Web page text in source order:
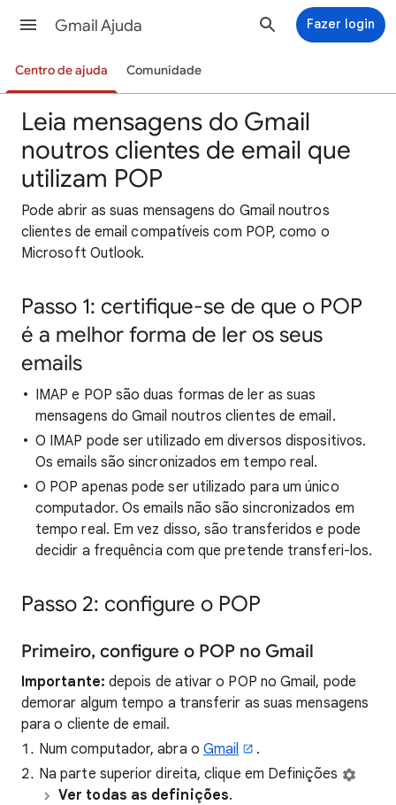
Gmail Ajuda Fazer login
Centro de ajuda Comunidade
Leia mensagens do Gmail
noutros clientes de email que
utilizam POP
Pode abrir as suas mensagens do Gmail noutros
clientes de email compatíveis com POP, como o
Microsoft Outlook.
Passo 1: certifique-se de que o POP
é a melhor forma de ler os seus
emails
IMAP e POP são duas formas de ler as suas
mensagens do Gmail noutros clientes de email.
O IMAP pode ser utilizado em diversos dispositivos.
Os emails são sincronizados em tempo real.
O POP apenas pode ser utilizado para um único
computador. Os emails não são sincronizados em
tempo real. Em vez disso, são transferidos e pode
decidir a frequência com que pretende transferi-los.
Passo 2: configure o POP
Primeiro, configure o POP no Gmail
Importante: depois de ativar o POP no Gmail, pode
demorar algum tempo a transferir as suas mensagens
para o cliente de email.
Num computador, abra o Gmail
.
Na parte superior direita, clique em Definições
Ver todas as definições.